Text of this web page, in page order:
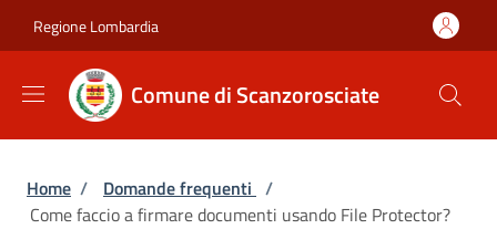
Regione Lombardia
Comune di Scanzorosciate
Briciole di pane
Home / Domande frequenti /
Come faccio a firmare documenti usando File Protector?